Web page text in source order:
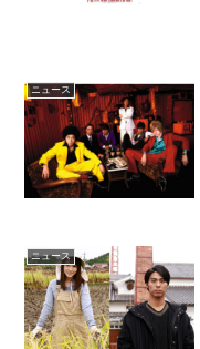
ニュース
ニュース